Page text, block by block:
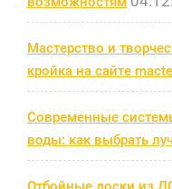
Мастерство и
кройка на сайте
Современные
воды: как выбрать